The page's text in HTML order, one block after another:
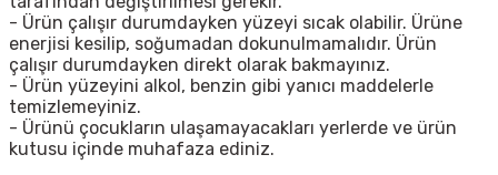
- Ürün çalışır durumdayken yüzeyi sıcak olabilir. Ürüne
enerjisi kesilip, soğumadan dokunulmamalıdır. Ürün
çalışır durumdayken direkt olarak bakmayınız.
- Ürün yüzeyini alkol, benzin gibi yanıcı maddelerle
temizlemeyiniz.
- Ürünü çocukların ulaşamayacakları yerlerde ve ürün
kutusu içinde muhafaza ediniz.